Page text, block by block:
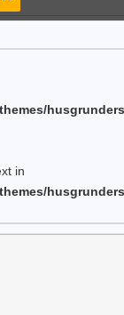
in